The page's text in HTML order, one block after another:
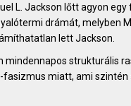
L. Jackson lőtt agyon
drámát, melyben
lett Jackson.
mindennapos strukturális
fasizmus miatt, ami